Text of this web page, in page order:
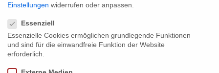
Ein komplexer Fall von Rohrbruchschäden endete mit einer erheblichen
Versicherungsombudsmann eine korrekte Schadenberechnung
gefordert hatte. Wie der Ombudsmann die schadenbedingten Kosten
ermittelte und warum eine genaue Berechnung so wichtig ist.
Ein komplexer Fall von Rohrbruchschäden in einem versicherten
Versicherer, nachdem der Versicherungsombudsmann eine korrekte
Einstellungen widerrufen oder anpassen.
Essenziell
Essenzielle Cookies ermöglichen grundlegende Funktionen
und sind für die einwandfreie Funktion der Website
erforderlich.